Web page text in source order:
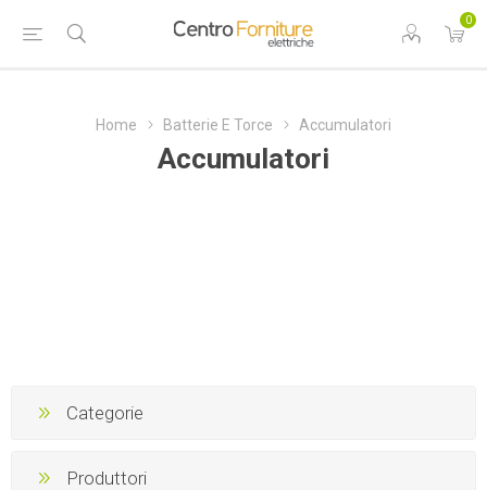
0
Home Batterie E Torce Accumulatori
Accumulatori
Categorie
Produttori